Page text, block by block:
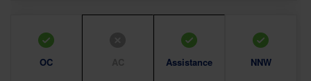
OC Assistance NNW